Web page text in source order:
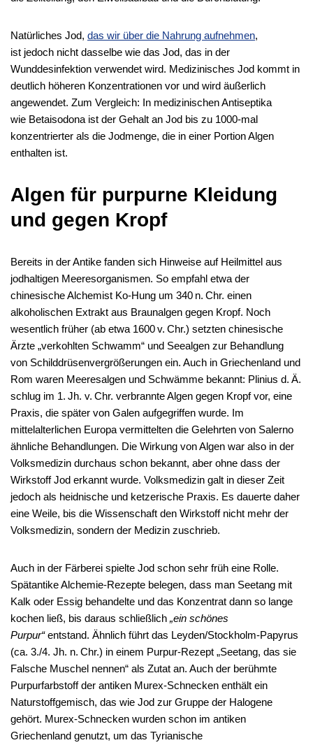
Natürliches Jod, das wir über die Nahrung aufnehmen,
ist jedoch nicht dasselbe wie das Jod, das in der
Wunddesinfektion verwendet wird. Medizinisches Jod kommt in
deutlich höheren Konzentrationen vor und wird äußerlich
angewendet. Zum Vergleich: In medizinischen Antiseptika
wie Betaisodona ist der Gehalt an Jod bis zu 1000-mal
konzentrierter als die Jodmenge, die in einer Portion Algen
enthalten ist.
Algen für purpurne Kleidung
und gegen Kropf
Bereits in der Antike fanden sich Hinweise auf Heilmittel aus
jodhaltigen Meeresorganismen. So empfahl etwa der
chinesische Alchemist Ko-Hung um 340 n. Chr. einen
alkoholischen Extrakt aus Braunalgen gegen Kropf. Noch
wesentlich früher (ab etwa 1600 v. Chr.) setzten chinesische
Ärzte „verkohlten Schwamm“ und Seealgen zur Behandlung
von Schilddrüsenvergrößerungen ein. Auch in Griechenland und
Rom waren Meeresalgen und Schwämme bekannt: Plinius d. Ä.
schlug im 1. Jh. v. Chr. verbrannte Algen gegen Kropf vor, eine
Praxis, die später von Galen aufgegriffen wurde. Im
mittelalterlichen Europa vermittelten die Gelehrten von Salerno
ähnliche Behandlungen. Die Wirkung von Algen war also in der
Volksmedizin durchaus schon bekannt, aber ohne dass der
Wirkstoff Jod erkannt wurde. Volksmedizin galt in dieser Zeit
jedoch als heidnische und ketzerische Praxis. Es dauerte daher
eine Weile, bis die Wissenschaft den Wirkstoff nicht mehr der
Volksmedizin, sondern der Medizin zuschrieb.
Auch in der Färberei spielte Jod schon sehr früh eine Rolle.
Spätantike Alchemie-Rezepte belegen, dass man Seetang mit
Kalk oder Essig behandelte und das Konzentrat dann so lange
kochen ließ, bis daraus schließlich „ein schönes
Purpur“entstand. Ähnlich führt das Leyden/Stockholm-Papyrus
(ca. 3./4. Jh. n. Chr.) in einem Purpur-Rezept „Seetang, das sie
Falsche Muschel nennen“ als Zutat an. Auch der berühmte
Purpurfarbstoff der antiken Murex-Schnecken enthält ein
Naturstoffgemisch, das wie Jod zur Gruppe der Halogene
gehört. Murex-Schnecken wurden schon im antiken
Griechenland genutzt, um das Tyrianische